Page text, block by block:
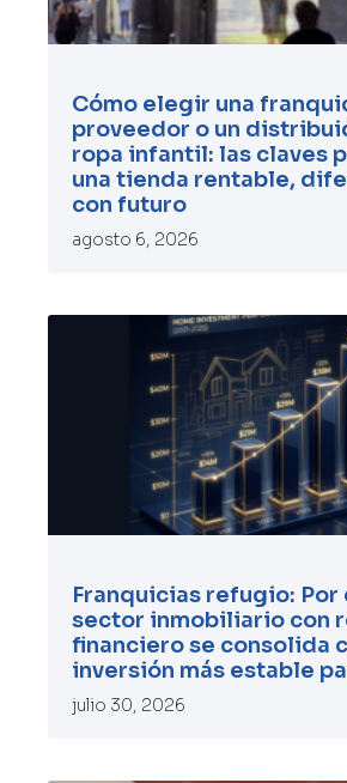
Cómo elegir una
proveedor o un
ropa infantil: las claves
una tienda rentable,
con futuro
agosto 6, 2026
Franquicias refugio: Por
sector inmobiliario con
financiero se consolida
inversión más estable
julio 30, 2026